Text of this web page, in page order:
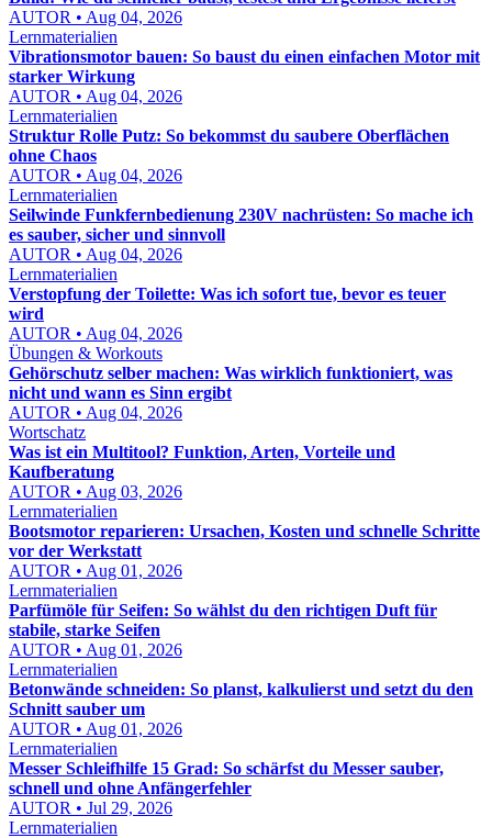
AUTOR • Aug 04, 2026
Lernmaterialien
Vibrationsmotor bauen: So baust du einen einfachen Motor mit
starker Wirkung
AUTOR • Aug 04, 2026
Lernmaterialien
Struktur Rolle Putz: So bekommst du saubere Oberflächen
ohne Chaos
AUTOR • Aug 04, 2026
Lernmaterialien
Seilwinde Funkfernbedienung 230V nachrüsten: So mache ich
es sauber, sicher und sinnvoll
AUTOR • Aug 04, 2026
Lernmaterialien
Verstopfung der Toilette: Was ich sofort tue, bevor es teuer
wird
AUTOR • Aug 04, 2026
Übungen & Workouts
Gehörschutz selber machen: Was wirklich funktioniert, was
nicht und wann es Sinn ergibt
AUTOR • Aug 04, 2026
Wortschatz
Was ist ein Multitool? Funktion, Arten, Vorteile und
Kaufberatung
AUTOR • Aug 03, 2026
Lernmaterialien
Bootsmotor reparieren: Ursachen, Kosten und schnelle Schritte
vor der Werkstatt
AUTOR • Aug 01, 2026
Lernmaterialien
Parfümöle für Seifen: So wählst du den richtigen Duft für
stabile, starke Seifen
AUTOR • Aug 01, 2026
Lernmaterialien
Betonwände schneiden: So planst, kalkulierst und setzt du den
Schnitt sauber um
AUTOR • Aug 01, 2026
Lernmaterialien
Messer Schleifhilfe 15 Grad: So schärfst du Messer sauber,
schnell und ohne Anfängerfehler
AUTOR • Jul 29, 2026
Lernmaterialien